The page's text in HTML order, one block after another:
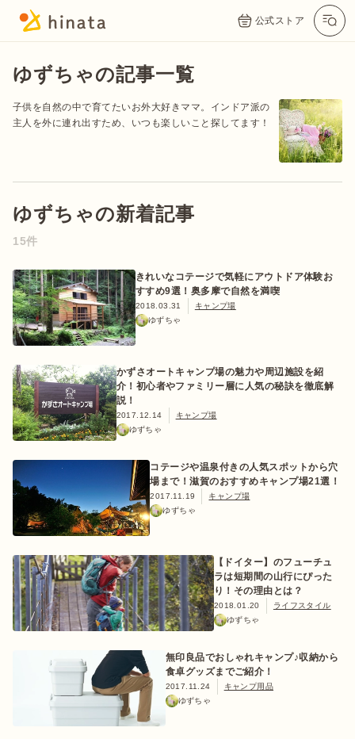
公式ストア
ゆずちゃの記事一覧
子供を自然の中で育てたいお外大好きママ。インドア派の
主人を外に連れ出すため、いつも楽しいこと探してます！
ゆずちゃの新着記事
15件
きれいなコテージで気軽にアウトドア体験お
すすめ9選！奥多摩で自然を満喫
2018.03.31
キャンプ場
ゆずちゃ
かずさオートキャンプ場の魅力や周辺施設を紹
介！初心者やファミリー層に人気の秘訣を徹底解
説！
2017.12.14
キャンプ場
ゆずちゃ
コテージや温泉付きの人気スポットから穴
場まで！滋賀のおすすめキャンプ場21選！
2017.11.19
キャンプ場
ゆずちゃ
【ドイター】のフューチュ
ラは短期間の山行にぴった
り！その理由とは？
2018.01.20
ライフスタイル
ゆずちゃ
無印良品でおしゃれキャンプ♪収納から
食卓グッズまでご紹介！
2017.11.24
キャンプ用品
ゆずちゃ
公式オンラインストア
おすすめ特集
キャンプ用品
キャンプ場
料理
how to
初めての方